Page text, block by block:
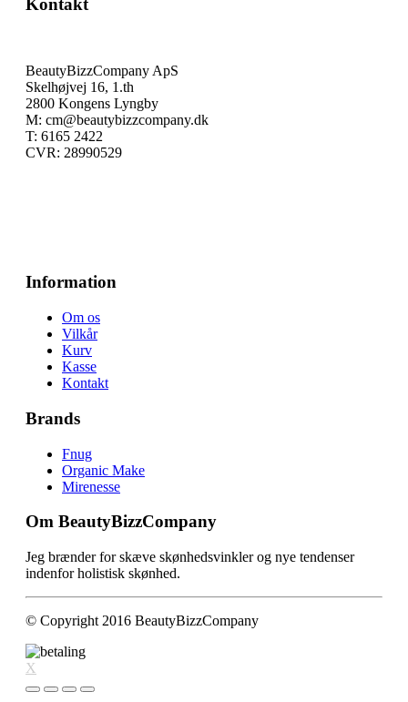
Kontakt
BeautyBizzCompany ApS
Skelhøjvej 16, 1.th
2800 Kongens Lyngby
M: cm@beautybizzcompany.dk
T: 6165 2422
CVR: 28990529
Information
Om os
Vilkår
Kurv
Kasse
Kontakt
Brands
Fnug
Organic Make
Mirenesse
Om BeautyBizzCompany
Jeg brænder for skæve skønhedsvinkler og nye tendenser
indenfor holistisk skønhed.
© Copyright 2016 BeautyBizzCompany
X